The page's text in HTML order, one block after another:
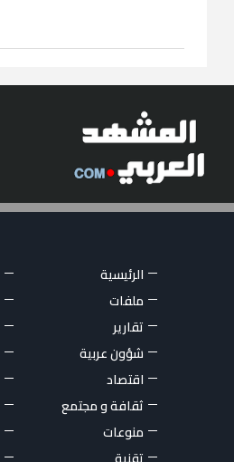
الرئيسية
ملفات
تقارير
شؤون عربية
اقتصاد
ثقافة و مجتمع
منوعات